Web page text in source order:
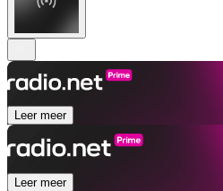
Leer meer
Leer meer